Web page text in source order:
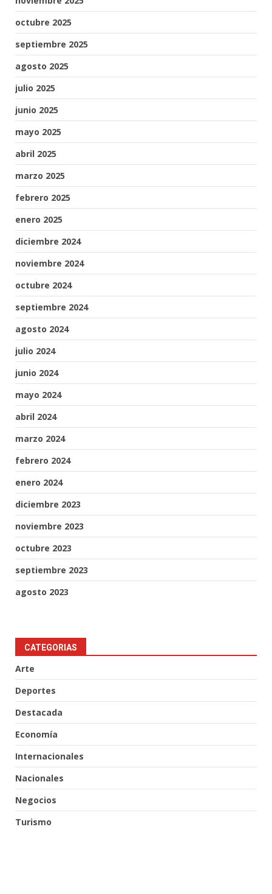
octubre 2025
septiembre 2025
agosto 2025
julio 2025
junio 2025
mayo 2025
abril 2025
marzo 2025
febrero 2025
enero 2025
diciembre 2024
noviembre 2024
octubre 2024
septiembre 2024
agosto 2024
julio 2024
junio 2024
mayo 2024
abril 2024
marzo 2024
febrero 2024
enero 2024
diciembre 2023
noviembre 2023
octubre 2023
septiembre 2023
agosto 2023
CATEGORIAS
Arte
Deportes
Destacada
Economía
Internacionales
Nacionales
Negocios
Turismo